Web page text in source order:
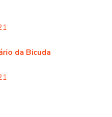
da Bicuda